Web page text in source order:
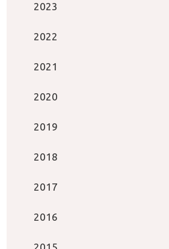
2023
2022
2021
2020
2019
2018
2017
2016